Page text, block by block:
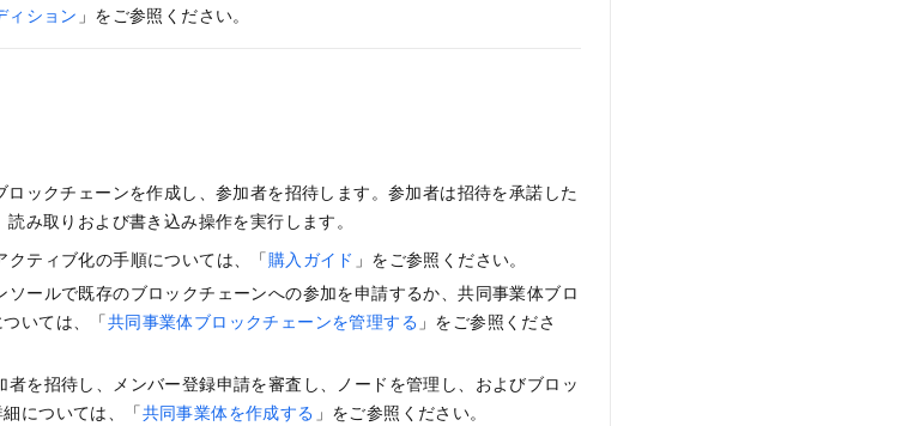
ィション 」をご参照ください。
ックチェーンを作成し、参加者を招待します。参加者は招待を承諾した
み取りおよび書き込み操作を実行します。
クティブ化の手順については、「購入ガイド 」をご参照ください。
ソールで既存のブロックチェーンへの参加を申請するか、共同事業体ブロ
いては、「共同事業体ブロックチェーンを管理する 」をご参照くださ
者を招待し、メンバー登録申請を審査し、ノードを管理し、およびブロッ
については、「共同事業体を作成する 」をご参照ください。